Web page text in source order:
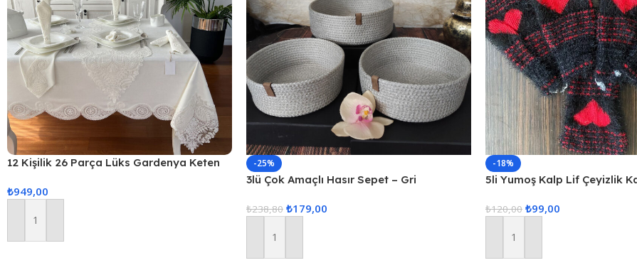
12 Kişilik 26 Parça Lüks Gardenya Keten
₺949,00
Sepete Ekle
-25%
3lü Çok Amaçlı Hasır Sepet – Gri
₺238,80 ₺179,00
Sepete Ekle
-18%
5li Yumoş Kalp Lif Çeyizlik
₺120,00 ₺99,00
Sepete Ekle